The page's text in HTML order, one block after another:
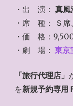
・出 演： 真風
・席 種： Ｓ席
・価 格：
・劇 場： 東京
「旅行代理店」
を新規予約専用